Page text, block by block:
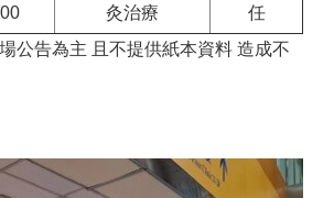
00
灸治療
任
公告為主 且不提供紙本資料 造成不